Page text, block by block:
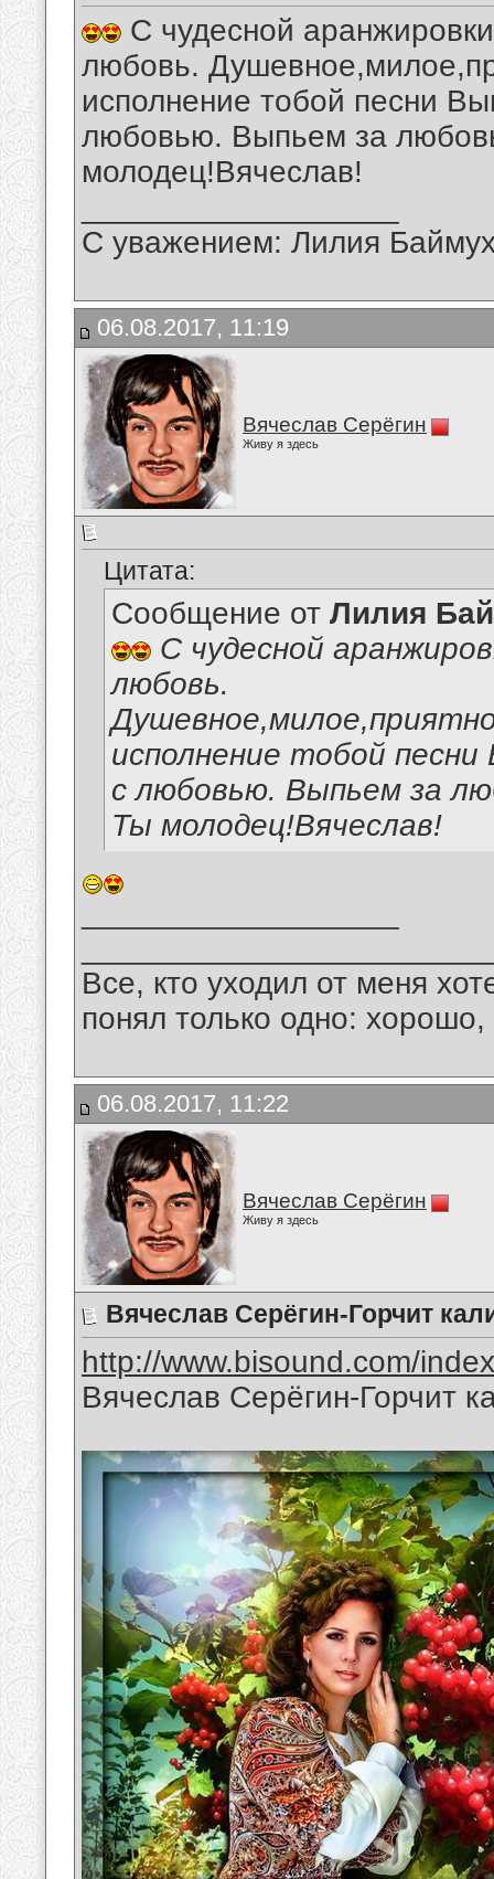
С чудесной
любовь.
исполнение тобой песни
любовью. Выпьем за
молодец!Вячеслав!
С уважением: Лилия
06.08.2017, 11:19
Вячеслав Серёгин
Живу я здесь
Цитата:
Сообщение от Лилия
С чудесной
любовь.
исполнение тобой
с любовью. Выпьем за
Ты молодец!Вячеслав!
Все, кто уходил от меня
понял только одно:
06.08.2017, 11:22
Вячеслав Серёгин
Живу я здесь
Вячеслав Серёгин-Горчит
http://www.bisound.com/
Вячеслав Серёгин-Горчит